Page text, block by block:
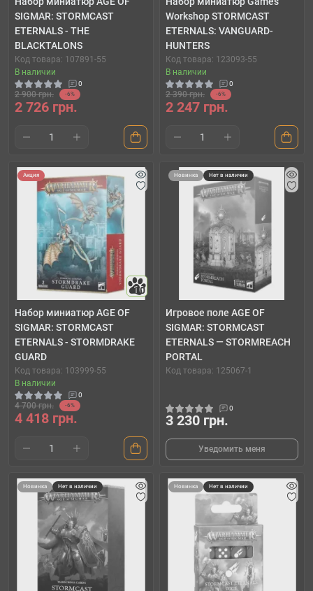
SIGMAR: STORMCAST
ETERNALS - THE
BLACKTALONS
Код товара: 107891-55
В наличии
0
2 900 грн. -6%
2 726 грн.
Workshop STORMCAST
ETERNALS: VANGUARD-
HUNTERS
Код товара: 123093-55
В наличии
0
2 390 грн. -6%
2 247 грн.
Акция
10
Набор миниатюр AGE OF
SIGMAR: STORMCAST
ETERNALS - STORMDRAKE
GUARD
Код товара: 103999-55
В наличии
0
4 700 грн. -6%
4 418 грн.
Новинка Нет в наличии
Игровое поле AGE OF
SIGMAR: STORMCAST
ETERNALS — STORMREACH
PORTAL
Код товара: 125067-1
0
3 230 грн.
Уведомить меня
Новинка Нет в наличии Новинка Нет в наличии